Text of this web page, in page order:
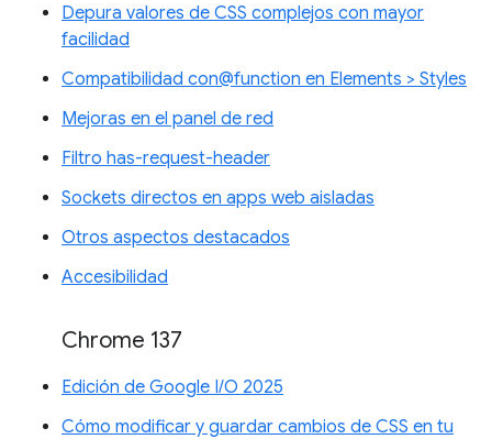
Depura valores de CSS complejos con mayor
facilidad
Compatibilidad con@function en Elements > Styles
Mejoras en el panel de red
Filtro has-request-header
Sockets directos en apps web aisladas
Otros aspectos destacados
Accesibilidad
Chrome 137
Edición de Google I/O 2025
Cómo modificar y guardar cambios de CSS en tu